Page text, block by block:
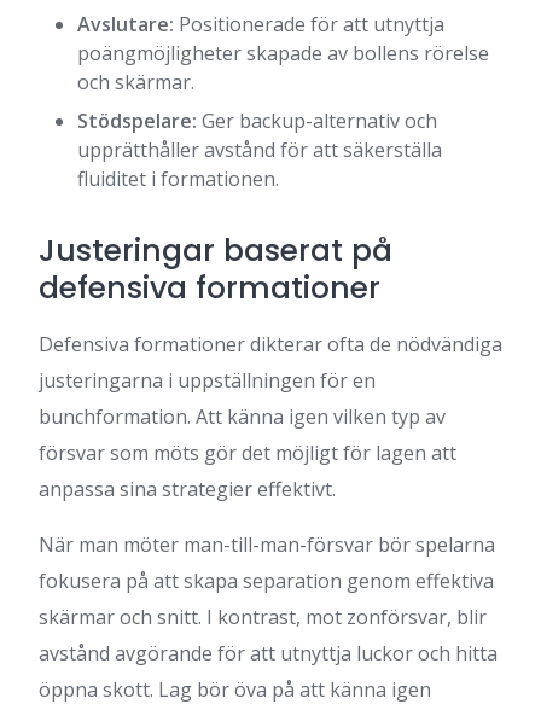
Avslutare: Positionerade för att utnyttja
poängmöjligheter skapade av bollens rörelse
och skärmar.
Stödspelare: Ger backup-alternativ och
upprätthåller avstånd för att säkerställa
fluiditet i formationen.
Justeringar baserat på
defensiva formationer
Defensiva formationer dikterar ofta de nödvändiga
justeringarna i uppställningen för en
bunchformation. Att känna igen vilken typ av
försvar som möts gör det möjligt för lagen att
anpassa sina strategier effektivt.
När man möter man-till-man-försvar bör spelarna
fokusera på att skapa separation genom effektiva
skärmar och snitt. I kontrast, mot zonförsvar, blir
avstånd avgörande för att utnyttja luckor och hitta
öppna skott. Lag bör öva på att känna igen